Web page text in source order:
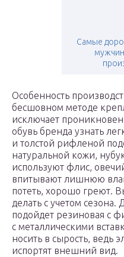
Самые
Особенность
бесшовном методе
исключает
обувь бренда узнать
и толстой рифленой
натуральной кожи,
используют флис,
впитывают лишнюю
потеть, хорошо греют.
делать с учетом сезона.
подойдет резиновая с
с металлическими
носить в сырость, ведь
испортят внешний вид.